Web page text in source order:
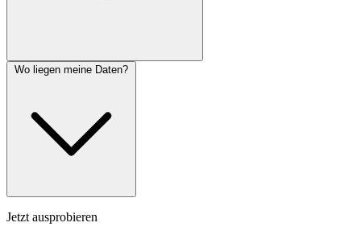
Wo liegen meine Daten?
Jetzt ausprobieren